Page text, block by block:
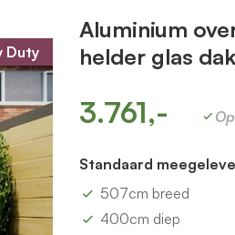
Duty
Aluminium
helder glas dak
3.761,-
Standaard
507cm breed
400cm diep